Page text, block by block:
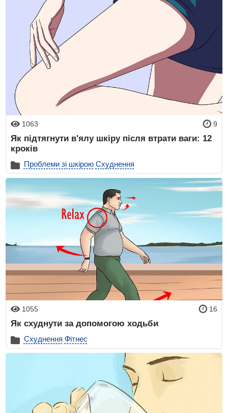
1063 9
Як підтягнути в'ялу шкіру після втрати ваги: 12
кроків
Проблеми зі шкірою Схуднення
1055 16
Як схуднути за допомогою ходьби
Схуднення Фітнес